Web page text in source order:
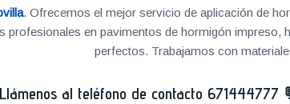
. Ofrecemos el mejor servicio de aplicación de
profesionales en pavimentos de hormigón
perfectos. Trabajamos con
al teléfono de contacto 671444777